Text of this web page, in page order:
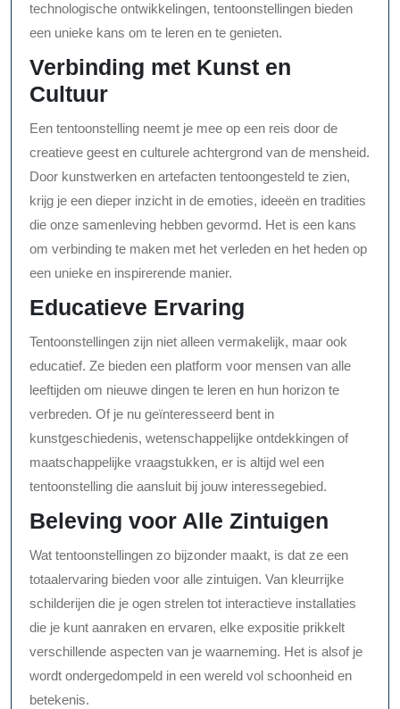
technologische ontwikkelingen, tentoonstellingen bieden
een unieke kans om te leren en te genieten.
Verbinding met Kunst en
Cultuur
Een tentoonstelling neemt je mee op een reis door de
creatieve geest en culturele achtergrond van de mensheid.
Door kunstwerken en artefacten tentoongesteld te zien,
krijg je een dieper inzicht in de emoties, ideeën en tradities
die onze samenleving hebben gevormd. Het is een kans
om verbinding te maken met het verleden en het heden op
een unieke en inspirerende manier.
Educatieve Ervaring
Tentoonstellingen zijn niet alleen vermakelijk, maar ook
educatief. Ze bieden een platform voor mensen van alle
leeftijden om nieuwe dingen te leren en hun horizon te
verbreden. Of je nu geïnteresseerd bent in
kunstgeschiedenis, wetenschappelijke ontdekkingen of
maatschappelijke vraagstukken, er is altijd wel een
tentoonstelling die aansluit bij jouw interessegebied.
Beleving voor Alle Zintuigen
Wat tentoonstellingen zo bijzonder maakt, is dat ze een
totaalervaring bieden voor alle zintuigen. Van kleurrijke
schilderijen die je ogen strelen tot interactieve installaties
die je kunt aanraken en ervaren, elke expositie prikkelt
verschillende aspecten van je waarneming. Het is alsof je
wordt ondergedompeld in een wereld vol schoonheid en
betekenis.